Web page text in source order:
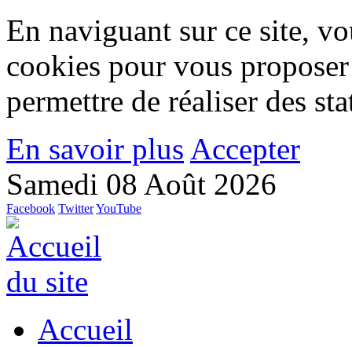
En naviguant sur ce site,
cookies pour vous
permettre de réaliser des
En savoir plus Accepter
Samedi 08 Août 2026
Facebook TwitterYouTube
Accueil